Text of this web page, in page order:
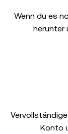
Wenn du es
herunter
Konto